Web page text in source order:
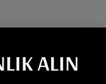
ALIN